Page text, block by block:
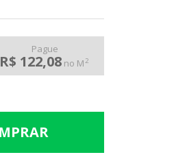
Pague
R$ 122,08 no M2